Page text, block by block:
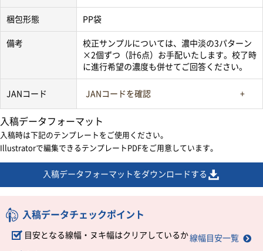
梱包形態 PP袋
備考
校正サンプルについては、濃中淡の3パターン
×2個ずつ（計6点）お手配いたします。校了時
に進行希望の濃度も併せてご回答ください。
JANコード JANコードを確認
入稿データフォーマット
入稿時は下記のテンプレートをご使用ください。
Illustratorで編集できるテンプレートPDFをご用意しています。
入稿データフォーマットをダウンロードする
入稿データチェックポイント
目安となる線幅・ヌキ幅はクリアしているか線幅目安一覧